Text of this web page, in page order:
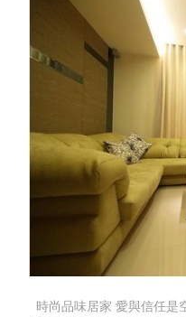
時尚品味居家 愛與信任